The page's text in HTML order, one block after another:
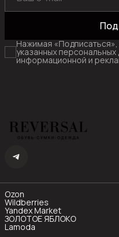
Нажимая
указанных
информационной и
Ozon
Wildberries
Yandex Market
ЗОЛОТОЕ ЯБЛОКО
Lamoda